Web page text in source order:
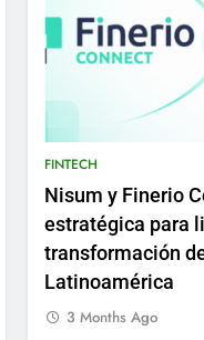
FINTECH
Nisum y Finerio
estratégica para
transformación
Latinoamérica
3 Months Ago